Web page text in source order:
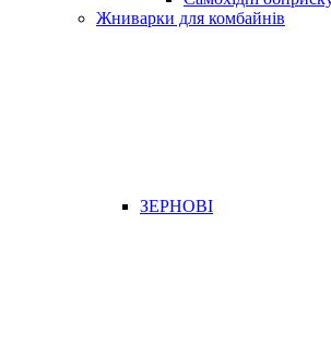
Жниварки для комбайнів
ЗЕРНОВІ